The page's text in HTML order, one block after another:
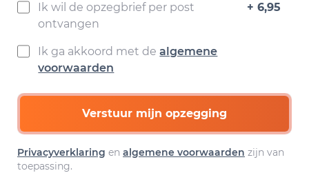
Ik wil de opzegbrief per post
ontvangen
+ 6,95
Ik ga akkoord met dealgemene
voorwaarden
Verstuur mijn opzegging
Privacyverklaring en algemene voorwaarden zijn van
toepassing.